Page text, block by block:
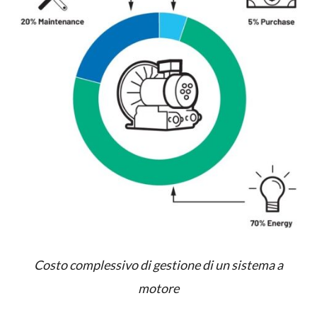
Costo complessivo di gestione di un sistema a
motore